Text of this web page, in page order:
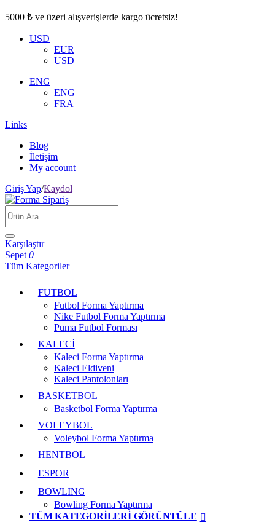
5000 ₺ ve üzeri alışverişlerde kargo ücretsiz!
USD
EUR
USD
ENG
ENG
FRA
Links
Blog
İletişim
My account
Giriş Yap/Kaydol
Karşılaştır
Sepet 0
Tüm Kategoriler
FUTBOL
Futbol Forma Yaptırma
Nike Futbol Forma Yaptırma
Puma Futbol Forması
KALECİ
Kaleci Forma Yaptırma
Kaleci Eldiveni
Kaleci Pantolonları
BASKETBOL
Basketbol Forma Yaptırma
VOLEYBOL
Voleybol Forma Yaptırma
HENTBOL
ESPOR
BOWLING
Bowling Forma Yaptırma
TÜM KATEGORILERI GÖRÜNTÜLE